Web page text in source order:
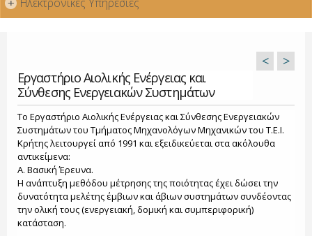
Εργαστήριο Αιολικής Ενέργειας και
Σύνθεσης Ενεργειακών Συστημάτων
< >
Το Εργαστήριο Αιολικής Ενέργειας και Σύνθεσης Ενεργειακών
Συστημάτων του Τμήματος Μηχανολόγων Μηχανικών του Τ.Ε.Ι.
Κρήτης λειτουργεί από 1991 και εξειδικεύεται στα ακόλουθα
αντικείμενα:
Α. Βασική Έρευνα.
Η ανάπτυξη μεθόδου μέτρησης της ποιότητας έχει δώσει την
δυνατότητα μελέτης έμβιων και άβιων συστημάτων συνδέοντας
την ολική τους (ενεργειακή, δομική και συμπεριφορική)
κατάσταση.